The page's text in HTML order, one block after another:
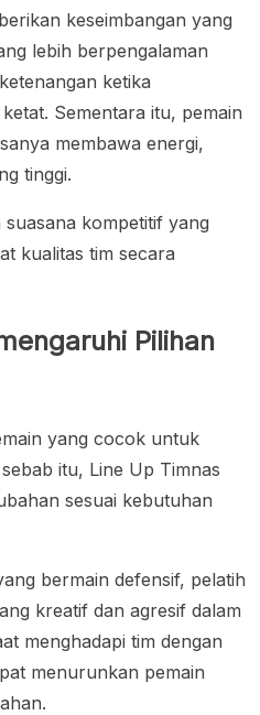
keseimbangan yang
lebih berpengalaman
ketika
Sementara itu, pemain
membawa energi,
tinggi.
kompetitif yang
kualitas tim secara
Pilihan
yang cocok untuk
itu, Line Up Timnas
sesuai kebutuhan
bermain defensif, pelatih
kreatif dan agresif dalam
menghadapi tim dengan
menurunkan pemain